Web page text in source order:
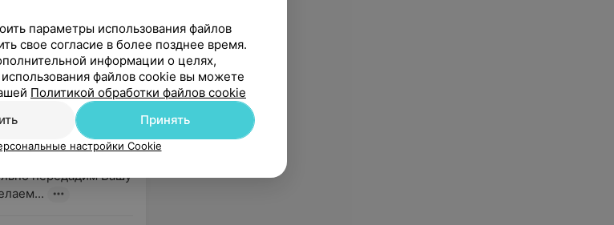
врач
понятно и
за оставленный
передадим Вашу
параметры использования файлов
свое согласие в более позднее время.
информации о целях,
файлов cookie вы можете
Политикой обработки файлов cookie
Принять
настройки Cookie